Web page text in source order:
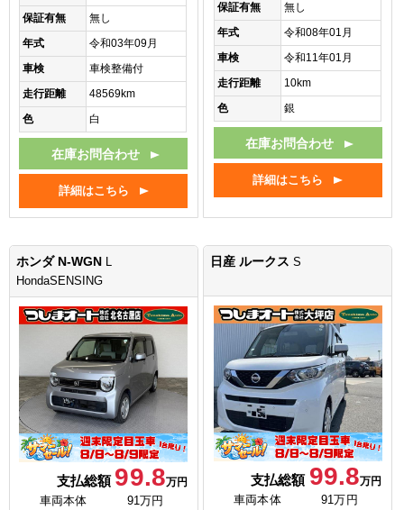
保証有無
無し
年式
令和03年09月
車検
車検整備付
走行距離
48569km
色
白
在庫お問合わせ
詳細はこちら
保証有無
無し
年式
令和08年01月
車検
令和11年01月
走行距離
10km
色
銀
在庫お問合わせ
詳細はこちら
ホンダ N-WGN L
HondaSENSING
支払総額 99.8万円
車両本体
91万円
日産 ルークスS
支払総額 99.8万円
車両本体
91万円